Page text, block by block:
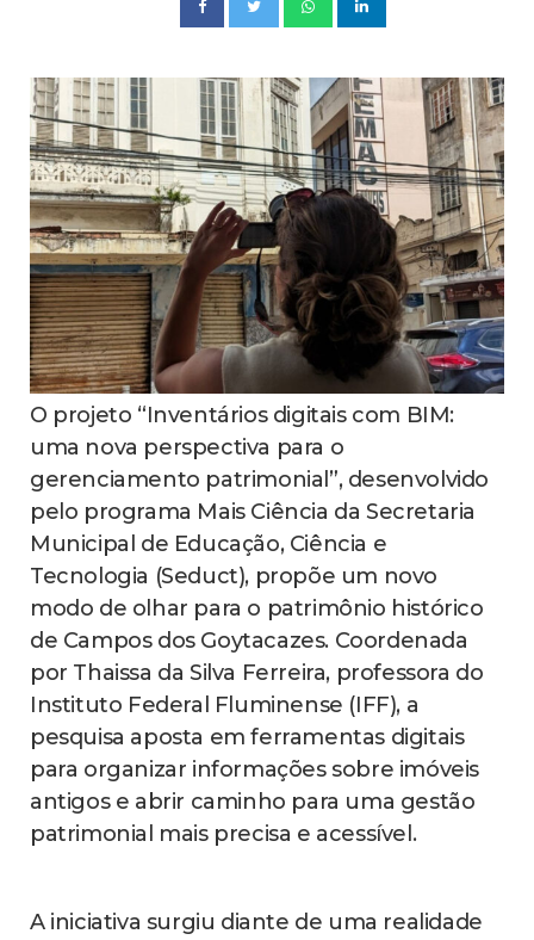
O projeto “Inventários digitais com BIM:
uma nova perspectiva para o
gerenciamento patrimonial”, desenvolvido
pelo programa Mais Ciência da Secretaria
Municipal de Educação, Ciência e
Tecnologia (Seduct), propõe um novo
modo de olhar para o patrimônio histórico
de Campos dos Goytacazes. Coordenada
por Thaissa da Silva Ferreira, professora do
Instituto Federal Fluminense (IFF), a
pesquisa aposta em ferramentas digitais
para organizar informações sobre imóveis
antigos e abrir caminho para uma gestão
patrimonial mais precisa e acessível.
A iniciativa surgiu diante de uma realidade